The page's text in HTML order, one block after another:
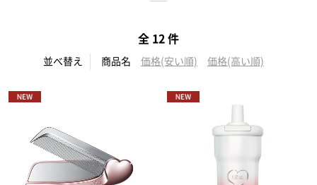
全 12 件
並べ替え 商品名 価格(安い順) 価格(高い順)